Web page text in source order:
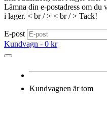
Lämna din e-postadress om
i lager. < br / > < br / > Tack!
E-post
Kundvagn - 0 kr
Kundvagnen är tom